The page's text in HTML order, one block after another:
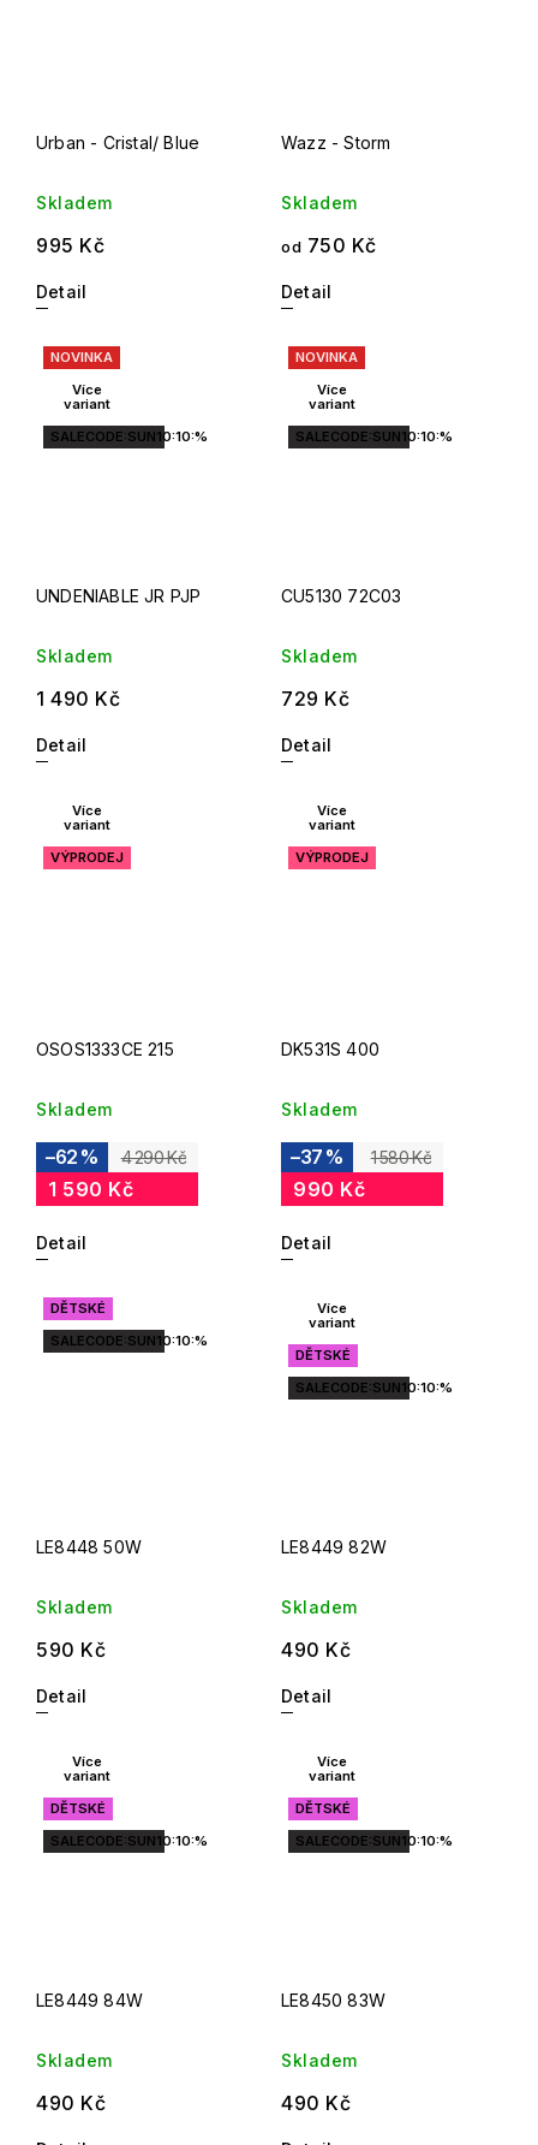
Urban - Cristal/ Blue
Skladem
995 Kč
Detail
Wazz - Storm
Skladem
od 750 Kč
Detail
NOVINKA
Více
variant
SALECODE:SUN10:10:%
UNDENIABLE JR PJP
Skladem
1 490 Kč
Detail
NOVINKA
Více
variant
SALECODE:SUN10:10:%
CU5130 72C03
Skladem
729 Kč
Detail
Více
variant
VÝPRODEJ
OSOS1333CE 215
Skladem
4 290 Kč
–62 %
1 590 Kč
Detail
Více
variant
VÝPRODEJ
DK531S 400
Skladem
1 580 Kč
–37 %
990 Kč
Detail
DĚTSKÉ
SALECODE:SUN10:10:%
LE8448 50W
Skladem
590 Kč
Detail
Více
variant
DĚTSKÉ
SALECODE:SUN10:10:%
LE8449 82W
Skladem
490 Kč
Detail
Více
variant
DĚTSKÉ
SALECODE:SUN10:10:%
LE8449 84W
Skladem
490 Kč
Více
variant
DĚTSKÉ
SALECODE:SUN10:10:%
LE8450 83W
Skladem
490 Kč